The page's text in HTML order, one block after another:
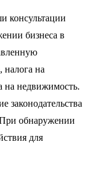
консультации
бизнеса в
налога на
на недвижимость.
законодательства
обнаружении
для